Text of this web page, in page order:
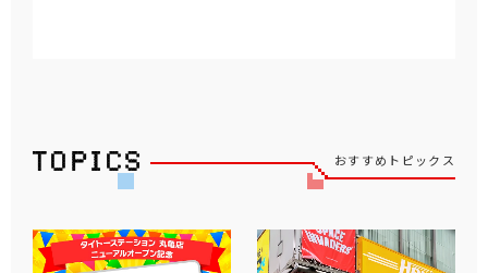
おすすめトピックス